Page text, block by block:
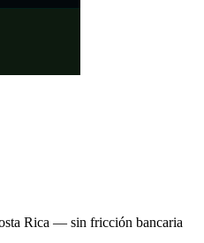
Rica — sin fricción bancaria